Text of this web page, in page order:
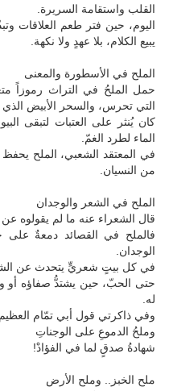
القلب واستقامة السريرة.
اليوم، حين فتر طعم العلاقات
يبيع الكلام، بلا عهدٍ ولا نكهة.
الملح في الأسطورة والمعنى
حمل الملحُ في التراث رموزاً
التي تحرس، والسحر الأبيض الذي
كان يُنثر على العتبات لتبقى
الماء لطرد الغمّ.
في المعتقد الشعبي، الملح
من النسيان.
الملح في الشعر والوجدان
قال الشعراء عنه ما لم يقولوه عن
فالملح في القصائد دمعةٌ على
الوجدان.
في كل بيتٍ شعريٍّ يتحدث عن
حتى الحبّ، حين يشتدُّ صفاؤه أو
له.
وفي ذاكرتي قول أبي تمّام
وملحُ الدموعِ على الوجناتِ
شهادةُ صدقٍ لما في الفؤادْ!
ملح الخبز.. وملح الأرض